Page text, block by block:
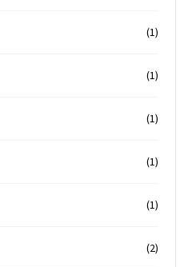
(1)
(1)
(1)
(1)
(1)
(2)